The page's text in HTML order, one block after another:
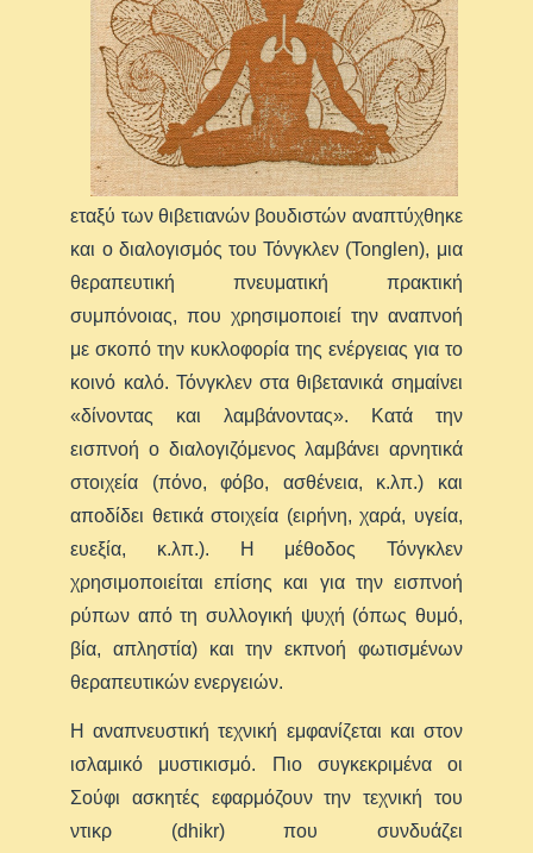
εταξύ των θιβετιανών βουδιστών αναπτύχθηκε
και ο διαλογισμός του Τόνγκλεν (Tonglen), μια
θεραπευτική πνευματική πρακτική
συμπόνοιας, που χρησιμοποιεί την αναπνοή
με σκοπό την κυκλοφορία της ενέργειας για το
κοινό καλό. Τόνγκλεν στα θιβετανικά σημαίνει
«δίνοντας και λαμβάνοντας». Κατά την
εισπνοή ο διαλογιζόμενος λαμβάνει αρνητικά
στοιχεία (πόνο, φόβο, ασθένεια, κ.λπ.) και
αποδίδει θετικά στοιχεία (ειρήνη, χαρά, υγεία,
ευεξία, κ.λπ.). Η μέθοδος Τόνγκλεν
χρησιμοποιείται επίσης και για την εισπνοή
ρύπων από τη συλλογική ψυχή (όπως θυμό,
βία, απληστία) και την εκπνοή φωτισμένων
θεραπευτικών ενεργειών.
Η αναπνευστική τεχνική εμφανίζεται και στον
ισλαμικό μυστικισμό. Πιο συγκεκριμένα οι
Σούφι ασκητές εφαρμόζουν την τεχνική του
ντικρ (dhikr) που συνδυάζει